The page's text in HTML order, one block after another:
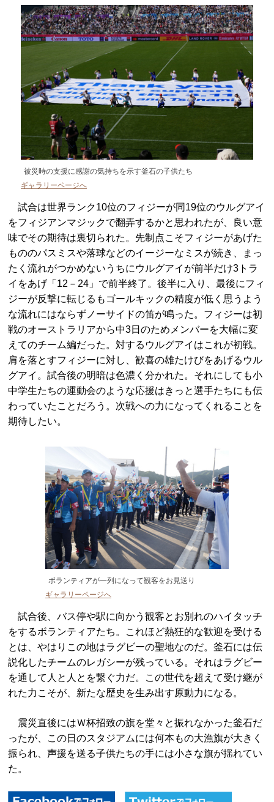
被災時の支援に感謝の気持ちを示す釜石の子供たち
ギャラリーページへ
試合は世界ランク10位のフィジーが同19位のウルグアイ
をフィジアンマジックで翻弄するかと思われたが、良い意
味でその期待は裏切られた。先制点こそフィジーがあげた
もののパスミスや落球などのイージーなミスが続き、まっ
たく流れがつかめないうちにウルグアイが前半だけ3トラ
イをあげ「12－24」で前半終了。後半に入り、最後にフィ
ジーが反撃に転じるもゴールキックの精度が低く思うよう
な流れにはならずノーサイドの笛が鳴った。フィジーは初
戦のオーストラリアから中3日のためメンバーを大幅に変
えてのチーム編だった。対するウルグアイはこれが初戦。
肩を落とすフィジーに対し、歓喜の雄たけびをあげるウル
グアイ。試合後の明暗は色濃く分かれた。それにしても小
中学生たちの運動会のような応援はきっと選手たちにも伝
わっていたことだろう。次戦への力になってくれることを
期待したい。
ボランティアが一列になって観客をお見送り
ギャラリーページへ
試合後、バス停や駅に向かう観客とお別れのハイタッチ
をするボランティアたち。これほど熱狂的な歓迎を受ける
とは、やはりこの地はラグビーの聖地なのだ。釜石には伝
説化したチームのレガシーが残っている。それはラグビー
を通して人と人とを繋ぐ力だ。この世代を超えて受け継が
れた力こそが、新たな歴史を生み出す原動力になる。
震災直後にはＷ杯招致の旗を堂々と振れなかった釜石だ
ったが、この日のスタジアムには何本もの大漁旗が大きく
振られ、声援を送る子供たちの手には小さな旗が揺れてい
た。